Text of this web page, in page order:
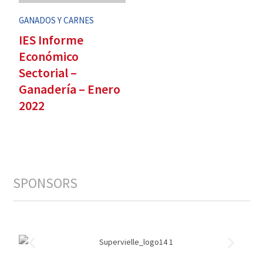
GANADOS Y CARNES
IES Informe
Económico
Sectorial –
Ganadería – Enero
2022
SPONSORS